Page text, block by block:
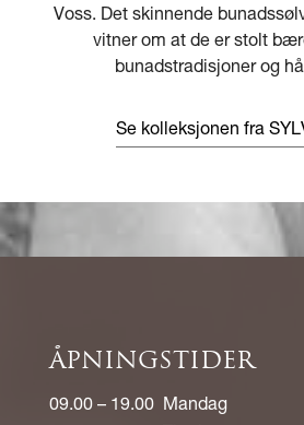
Voss. Det skinnende
vitner om at de er stolt
bunadstradisjoner og
Se kolleksjonen fra
ÅPNINGSTIDER
09.00 – 19.00 Mandag